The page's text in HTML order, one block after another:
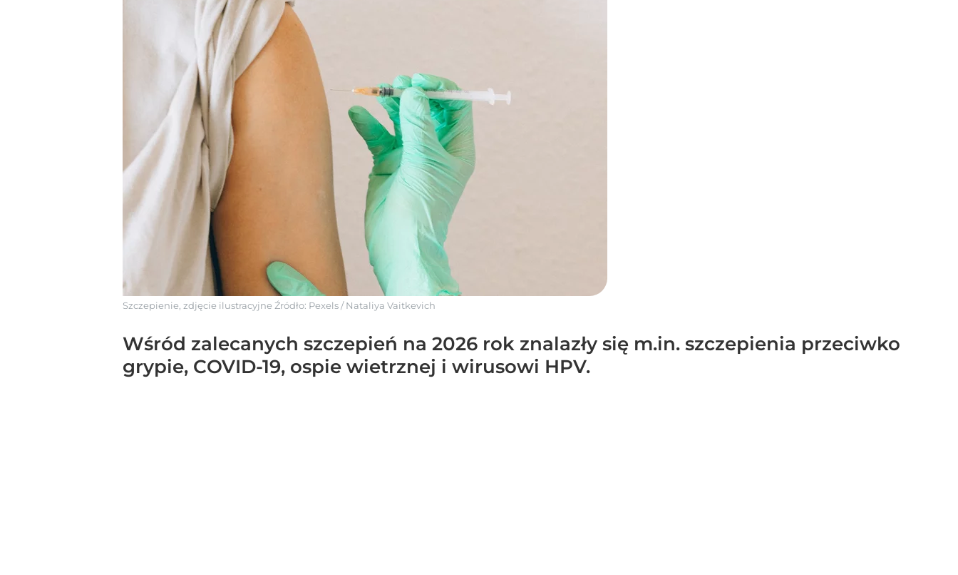
Szczepienie, zdjęcie ilustracyjne Źródło: Pexels/Nataliya Vaitkevich
Wśród zalecanych szczepień na 2026 rok znalazły się m.in. szczepienia przeciwko
grypie, COVID-19, ospie wietrznej i wirusowi HPV.